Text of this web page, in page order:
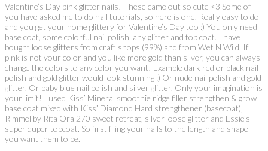
Valentine’s Day pink glitter nails! These came out so cute <3 Some of
you have asked me to do nail tutorials, so here is one. Really easy to do
and you get your home glittery for Valentine’s Day too :) You only need
base coat, some colorful nail polish, any glitter and top coat. I have
bought loose glitters from craft shops (99%) and from Wet N Wild. If
pink is not your color and you like more gold than silver, you can always
change the colors to any color you want! Example dark red or black nail
polish and gold glitter would look stunning :) Or nude nail polish and gold
glitter. Or baby blue nail polish and silver glitter. Only your imagination is
your limit! I used Kiss’ Mineral smoothie ridge filler strengthen & grow
base coat mixed with Kiss’ Diamond Hard strengthener (basecoat),
Rimmel by Rita Ora 270 sweet retreat, silver loose glitter and Essie’s
super duper topcoat. So first filing your nails to the length and shape
you want them to be.